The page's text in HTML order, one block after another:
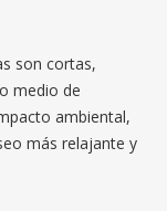
son cortas,
medio de
ambiental,
más relajante y